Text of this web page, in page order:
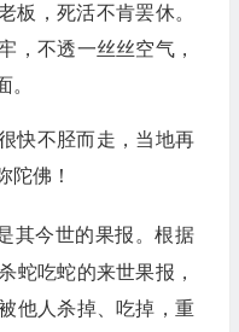
板，死活不肯罢休。
，不透一丝丝空气，
快不胫而走，当地再
陀佛！
其今世的果报。根据
蛇吃蛇的来世果报，
他人杀掉、吃掉，重